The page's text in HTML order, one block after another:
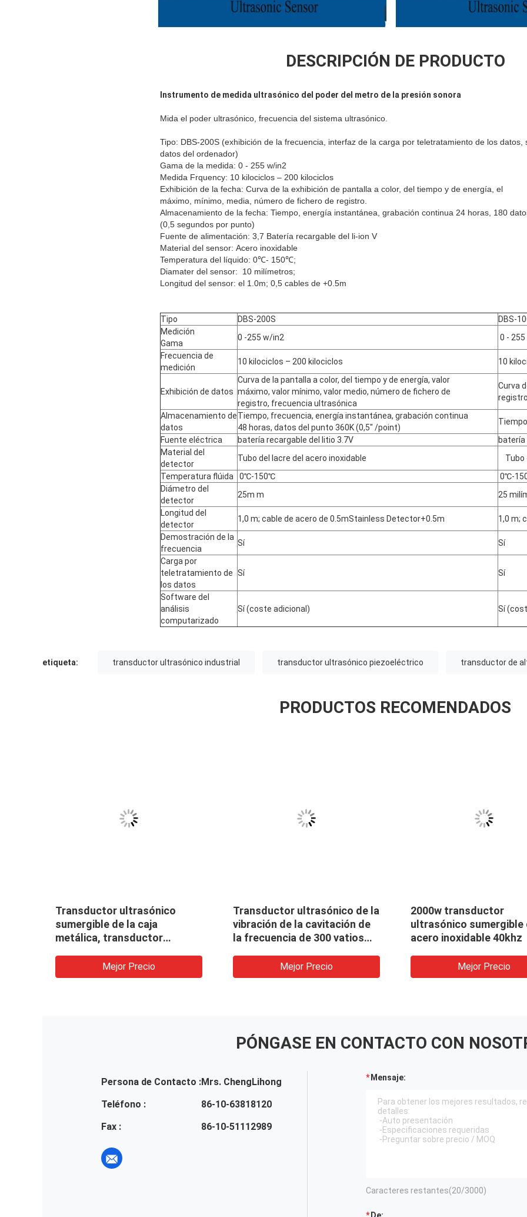
DESCRIPCIÓN DE PRODUCTO
Instrumento de medida ultrasónico del poder del metro de la presión sonora
Mida el poder ultrasónico, frecuencia del sistema ultrasónico.
Tipo: DBS-200S (exhibición de la frecuencia, interfaz de la carga por teletratamiento de los datos,
datos del ordenador)
Gama de la medida: 0 - 255 w/in2
Medida Frquency: 10 kilociclos – 200 kilociclos
Exhibición de la fecha: Curva de la exhibición de pantalla a color, del tiempo y de energía, el
máximo, mínimo, media, número de fichero de registro.
Almacenamiento de la fecha: Tiempo, energía instantánea, grabación continua 24 horas, 180
(0,5 segundos por punto)
Fuente de alimentación: 3,7 Batería recargable del li-ion V
Material del sensor: Acero inoxidable
Temperatura del líquido: 0℃- 150℃;
Diamater del sensor: 10 milímetros;
Longitud del sensor: el 1.0m; 0,5 cables de +0.5m
Tipo DBS-200S
DBS-
Medición
Gama
0 -255 w/in2
0 -
Frecuencia de
medición
10 kilociclos – 200 kilociclos 10
Exhibición de datos
Curva de la pantalla a color, del tiempo y de energía, valor
máximo, valor mínimo, valor medio, número de fichero de
registro, frecuencia ultrasónica
Curva
Almacenamiento de
datos
Tiempo, frecuencia, energía instantánea, grabación continua
48 horas, datos del punto 360K (0,5" /point)
Fuente eléctrica
batería recargable del litio 3.7V
batería
Material del
detector
Tubo del lacre del acero inoxidable
Tubo
Temperatura flúida
0℃-150℃
0℃-
Diámetro del
detector
25m m
25
Longitud del
detector
1,0 m; cable de acero de 0.5mStainless Detector+0.5m
1,0 m;
Demostración de la
frecuencia
Sí
Sí
Carga por
teletratamiento de
los datos
Sí Sí
Software del
análisis
computarizado
Sí (coste adicional) Sí
etiqueta: transductor ultrasónico industrial transductor ultrasónico piezoeléctrico transductor de
PRODUCTOS RECOMENDADOS
Transductor ultrasónico
sumergible de la caja
metálica, transductor
usando en líquido
Mejor Precio
Transductor ultrasónico de la
vibración de la cavitación de
la frecuencia de 300 vatios
Mejor Precio
2000w transductor
ultrasónico sumergible
acero inoxidable 40khz
Mejor Precio
PÓNGASE EN CONTACTO CON
Persona de Contacto :Mrs. ChengLihong
Teléfono :
86-10-63818120
Fax :
86-10-51112989
Mensaje:
Caracteres restantes(20/3000)